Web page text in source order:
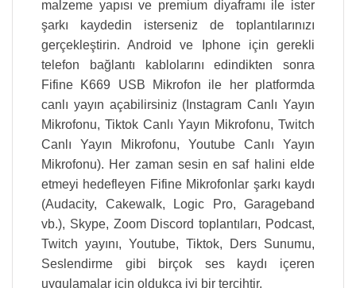
malzeme yapısı ve premium diyaframı ile ister
şarkı kaydedin isterseniz de toplantılarınızı
gerçekleştirin. Android ve Iphone için gerekli
telefon bağlantı kablolarını edindikten sonra
Fifine K669 USB Mikrofon ile her platformda
canlı yayın açabilirsiniz (Instagram Canlı Yayın
Mikrofonu, Tiktok Canlı Yayın Mikrofonu, Twitch
Canlı Yayın Mikrofonu, Youtube Canlı Yayın
Mikrofonu). Her zaman sesin en saf halini elde
etmeyi hedefleyen Fifine Mikrofonlar şarkı kaydı
(Audacity, Cakewalk, Logic Pro, Garageband
vb.), Skype, Zoom Discord toplantıları, Podcast,
Twitch yayını, Youtube, Tiktok, Ders Sunumu,
Seslendirme gibi birçok ses kaydı içeren
uygulamalar için oldukça iyi bir tercihtir.